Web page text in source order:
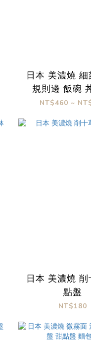
日本 美濃燒 細
規則邊 飯碗
NT$460 ~
日本 美濃燒
點盤
NT$180